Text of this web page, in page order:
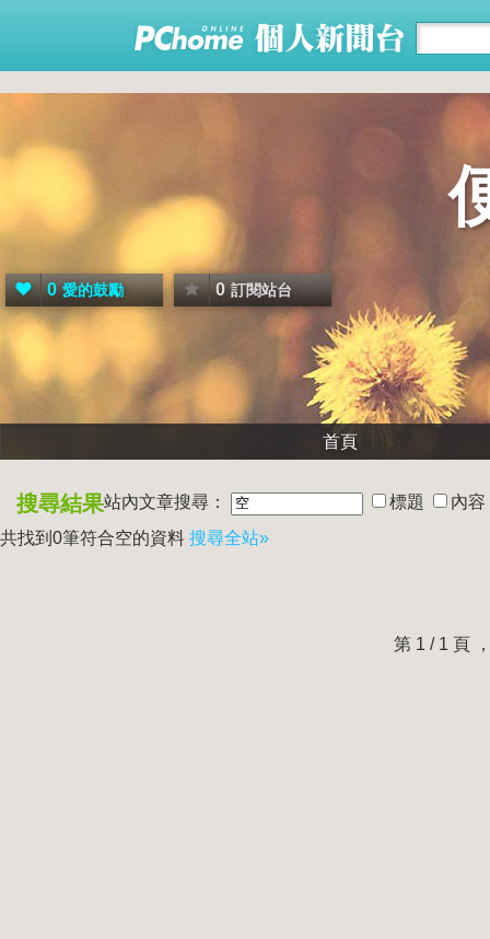
0 愛的鼓勵 0 訂閱站台
首頁
搜尋結果站內文章搜尋： 標題
內容
共找到0筆符合空的資料 搜尋全站»
第 1 / 1